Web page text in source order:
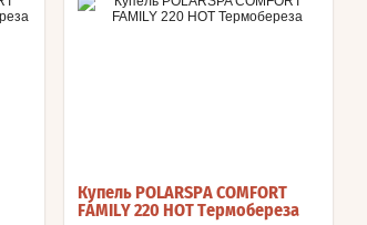
Купель POLARSPA COMFORT
FAMILY 220 HOT Термобереза